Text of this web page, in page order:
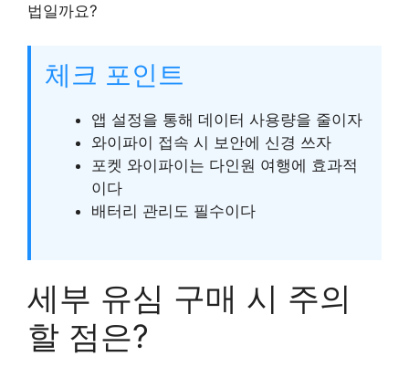
법일까요?
체크 포인트
앱 설정을 통해 데이터 사용량을 줄이자
와이파이 접속 시 보안에 신경 쓰자
포켓 와이파이는 다인원 여행에 효과적
이다
배터리 관리도 필수이다
세부 유심 구매 시 주의
할 점은?